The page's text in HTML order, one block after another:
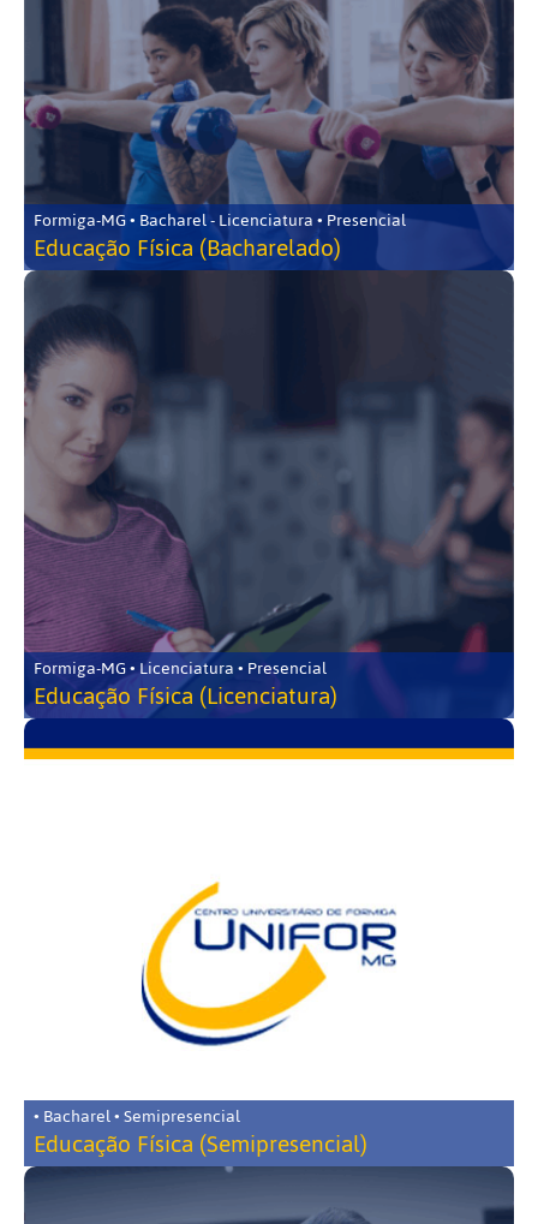
Formiga-MG • Bacharel - Licenciatura • Presencial
Educação Física (Bacharelado)
Formiga-MG • Licenciatura • Presencial
Educação Física (Licenciatura)
• Bacharel • Semipresencial
Educação Física (Semipresencial)